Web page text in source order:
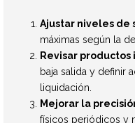
Ajustar niveles de
máximas según la
Revisar
baja salida y definir
liquidación.
Mejorar la
físicos periódicos y